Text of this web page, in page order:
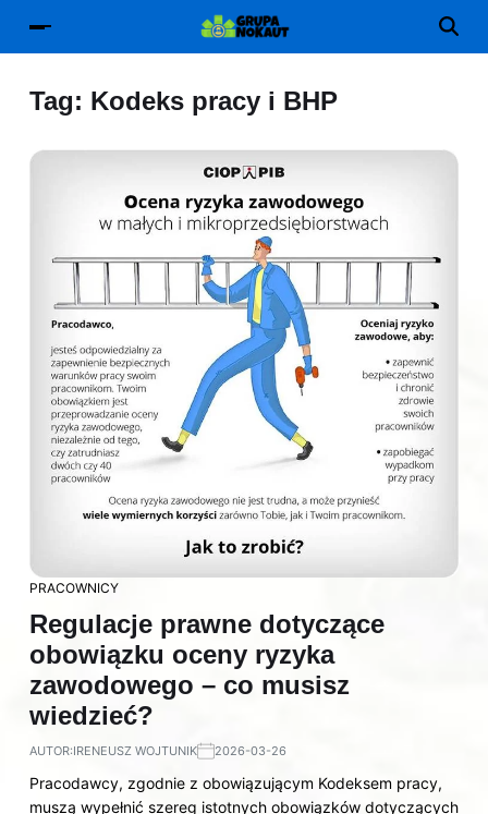
Tag: Kodeks pracy i BHP
PRACOWNICY
Regulacje prawne dotyczące
obowiązku oceny ryzyka
zawodowego – co musisz
wiedzieć?
AUTOR:IRENEUSZ WOJTUNIK 2026-03-26
Pracodawcy, zgodnie z obowiązującym Kodeksem pracy,
muszą wypełnić szereg istotnych obowiązków dotyczących